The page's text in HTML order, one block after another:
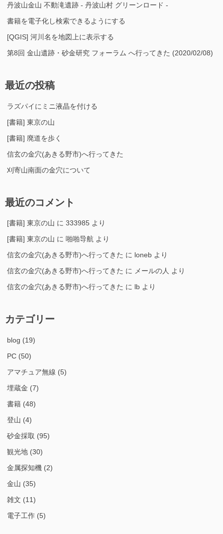
丹波山金山 不動滝遺跡 - 丹波山村 グリーンロード -
書籍を電子化し検索できるようにする
[QGIS] 河川名を地図上に表示する
第8回 金山遺跡・砂金研究 フォーラム へ行ってきた (2020/02/08)
最近の投稿
ラズパイにミニ液晶を付ける
[書籍] 東京の山
[書籍] 廃道を歩く
信玄の金穴(あきる野市)へ行ってきた
刈寄山南面の金穴について
最近のコメント
[書籍] 東京の山 に 333985 より
[書籍] 東京の山 に 啪啪导航 より
信玄の金穴(あきる野市)へ行ってきた に loneb より
信玄の金穴(あきる野市)へ行ってきた に メールの人 より
信玄の金穴(あきる野市)へ行ってきた に lb より
カテゴリー
blog (19)
PC (50)
アマチュア無線 (5)
埋蔵金 (7)
書籍 (48)
登山 (4)
砂金採取 (95)
観光地 (30)
金属探知機 (2)
金山 (35)
雑文 (11)
電子工作 (5)